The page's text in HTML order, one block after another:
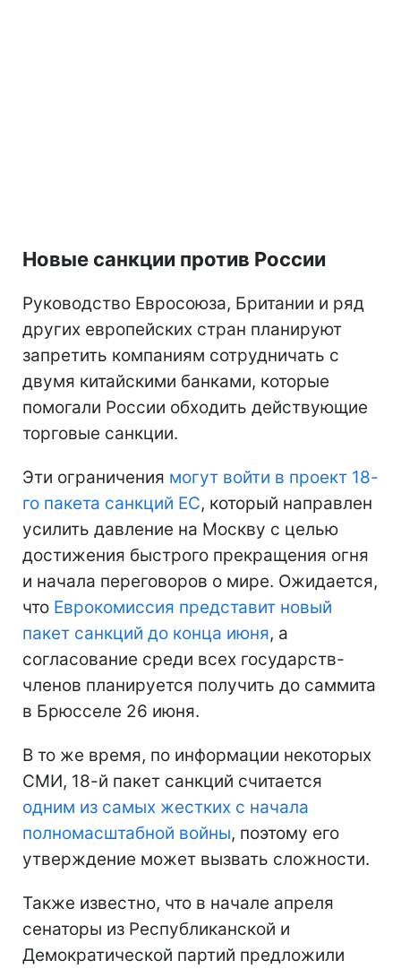
Новые санкции против России
Руководство Евросоюза, Британии и ряд
других европейских стран планируют
запретить компаниям сотрудничать с
двумя китайскими банками, которые
помогали России обходить действующие
торговые санкции.
Эти ограничения могут войти в проект 18-
го пакета санкций ЕС, который направлен
усилить давление на Москву с целью
достижения быстрого прекращения огня
и начала переговоров о мире. Ожидается,
что Еврокомиссия представит новый
пакет санкций до конца июня, а
согласование среди всех государств-
членов планируется получить до саммита
в Брюсселе 26 июня.
В то же время, по информации некоторых
СМИ, 18-й пакет санкций считается
одним из самых жестких с начала
полномасштабной войны, поэтому его
утверждение может вызвать сложности.
Также известно, что в начале апреля
сенаторы из Республиканской и
Демократической партий предложили